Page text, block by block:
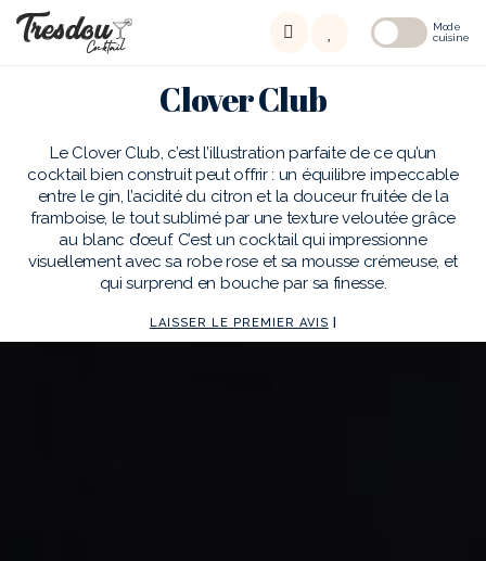
Mode
cuisine
Clover Club
Le Clover Club, c’est l’illustration parfaite de ce qu’un
cocktail bien construit peut offrir : un équilibre impeccable
entre le gin, l’acidité du citron et la douceur fruitée de la
framboise, le tout sublimé par une texture veloutée grâce
au blanc d’œuf. C’est un cocktail qui impressionne
visuellement avec sa robe rose et sa mousse crémeuse, et
qui surprend en bouche par sa finesse.
LAISSER LE PREMIER AVIS